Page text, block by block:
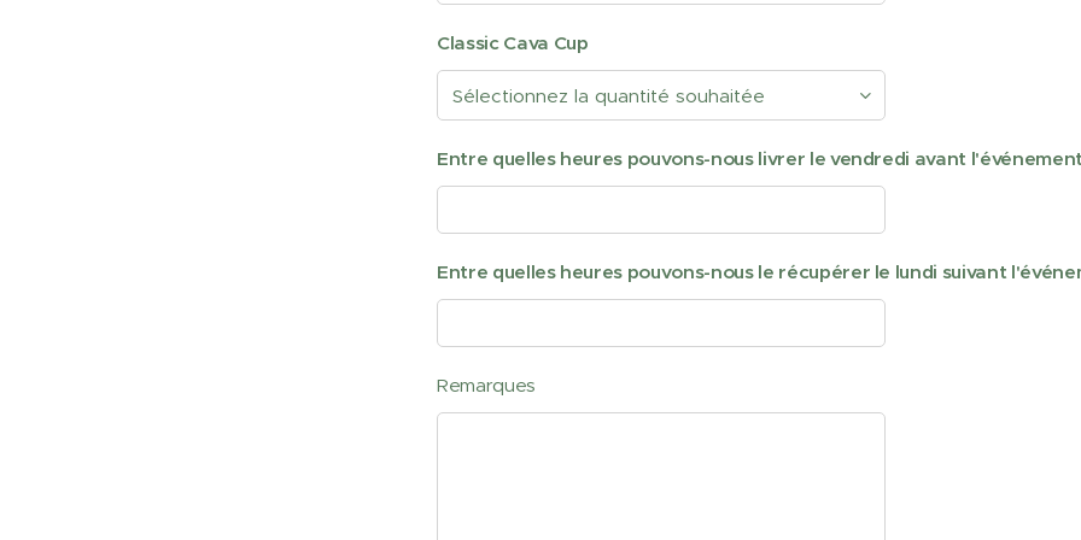
Classic Cava Cup
Entre quelles heures pouvons-nous livrer le vendredi avant
Entre quelles heures pouvons-nous le récupérer le lundi suivant
Remarques